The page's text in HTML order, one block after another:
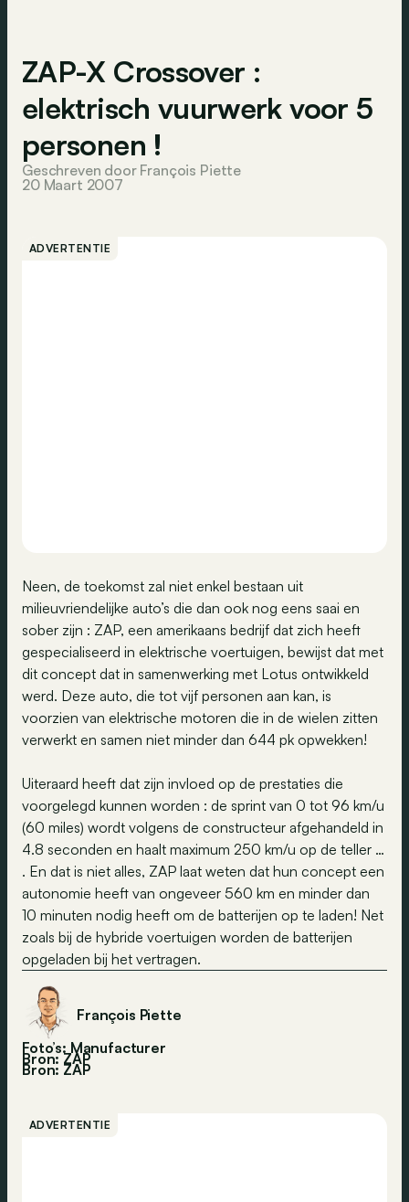
ZAP-X Crossover :
elektrisch vuurwerk voor 5
personen !
Geschreven door François Piette
20 Maart 2007
ADVERTENTIE
Neen, de toekomst zal niet enkel bestaan uit
milieuvriendelijke auto’s die dan ook nog eens saai en
sober zijn : ZAP, een amerikaans bedrijf dat zich heeft
gespecialiseerd in elektrische voertuigen, bewijst dat met
dit concept dat in samenwerking met Lotus ontwikkeld
werd. Deze auto, die tot vijf personen aan kan, is
voorzien van elektrische motoren die in de wielen zitten
verwerkt en samen niet minder dan 644 pk opwekken!
Uiteraard heeft dat zijn invloed op de prestaties die
voorgelegd kunnen worden : de sprint van 0 tot 96 km/u
(60 miles) wordt volgens de constructeur afgehandeld in
4.8 seconden en haalt maximum 250 km/u op de teller …
. En dat is niet alles, ZAP laat weten dat hun concept een
autonomie heeft van ongeveer 560 km en minder dan
10 minuten nodig heeft om de batterijen op te laden! Net
zoals bij de hybride voertuigen worden de batterijen
opgeladen bij het vertragen.
François Piette
Foto’s: Manufacturer
Bron: ZAP
Bron: ZAP
ADVERTENTIE